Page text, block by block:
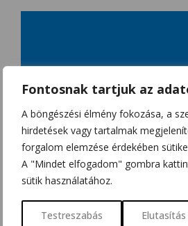
Fontosnak tartjuk az
A böngészési élmény fokozása, a
hirdetések vagy tartalmak
forgalom elemzése érdekében
A "Mindet elfogadom" gombra
sütik használatához.
Testreszabás Elutasítás